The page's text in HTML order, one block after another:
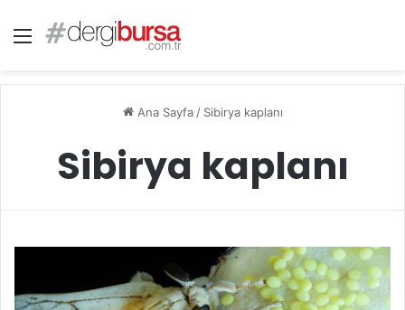
Menü
Ana Sayfa / Sibirya kaplanı
Sibirya kaplanı